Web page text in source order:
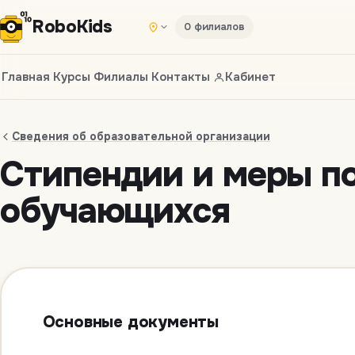
RoboKids 0 филиалов
Главная Курсы Филиалы Контакты Кабинет
Сведения об образовательной организации
Стипендии и меры
обучающихся
Основные документы